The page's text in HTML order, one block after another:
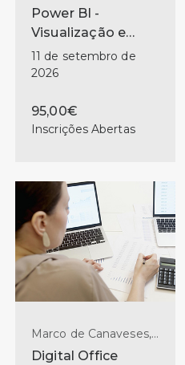
Power BI -
Visualização e
Storytelling
11 de setembro de
2026
95,00€
Inscrições Abertas
Marco de Canaveses,
Laboral
Digital Office